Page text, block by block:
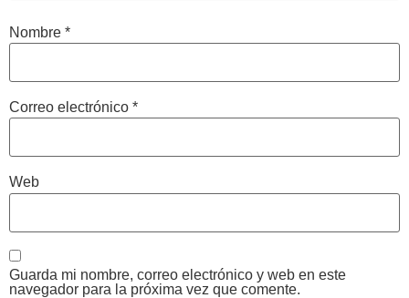
Nombre *
Correo electrónico *
Web
Guarda mi nombre, correo electrónico y web en este
navegador para la próxima vez que comente.